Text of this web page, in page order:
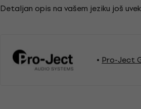
Detaljan opis na vašem jeziku još
Pro-Ject